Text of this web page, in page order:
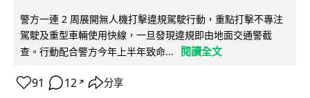
警方一連 2 周展開無人機打擊違規駕駛行動，重點打擊不專注
駕駛及重型車輛使用快線，一旦發現違規即由地面交通警截
查。行動配合警方今年上半年致命...
閱讀全文
91 12 ↗ 分享